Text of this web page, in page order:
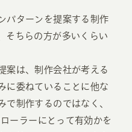
パターンを提案する制作
そちらの方が多いくらい
案は、制作会社が考える
に委ねていることに他な
で制作するのではなく、
ーラーにとって有効かを